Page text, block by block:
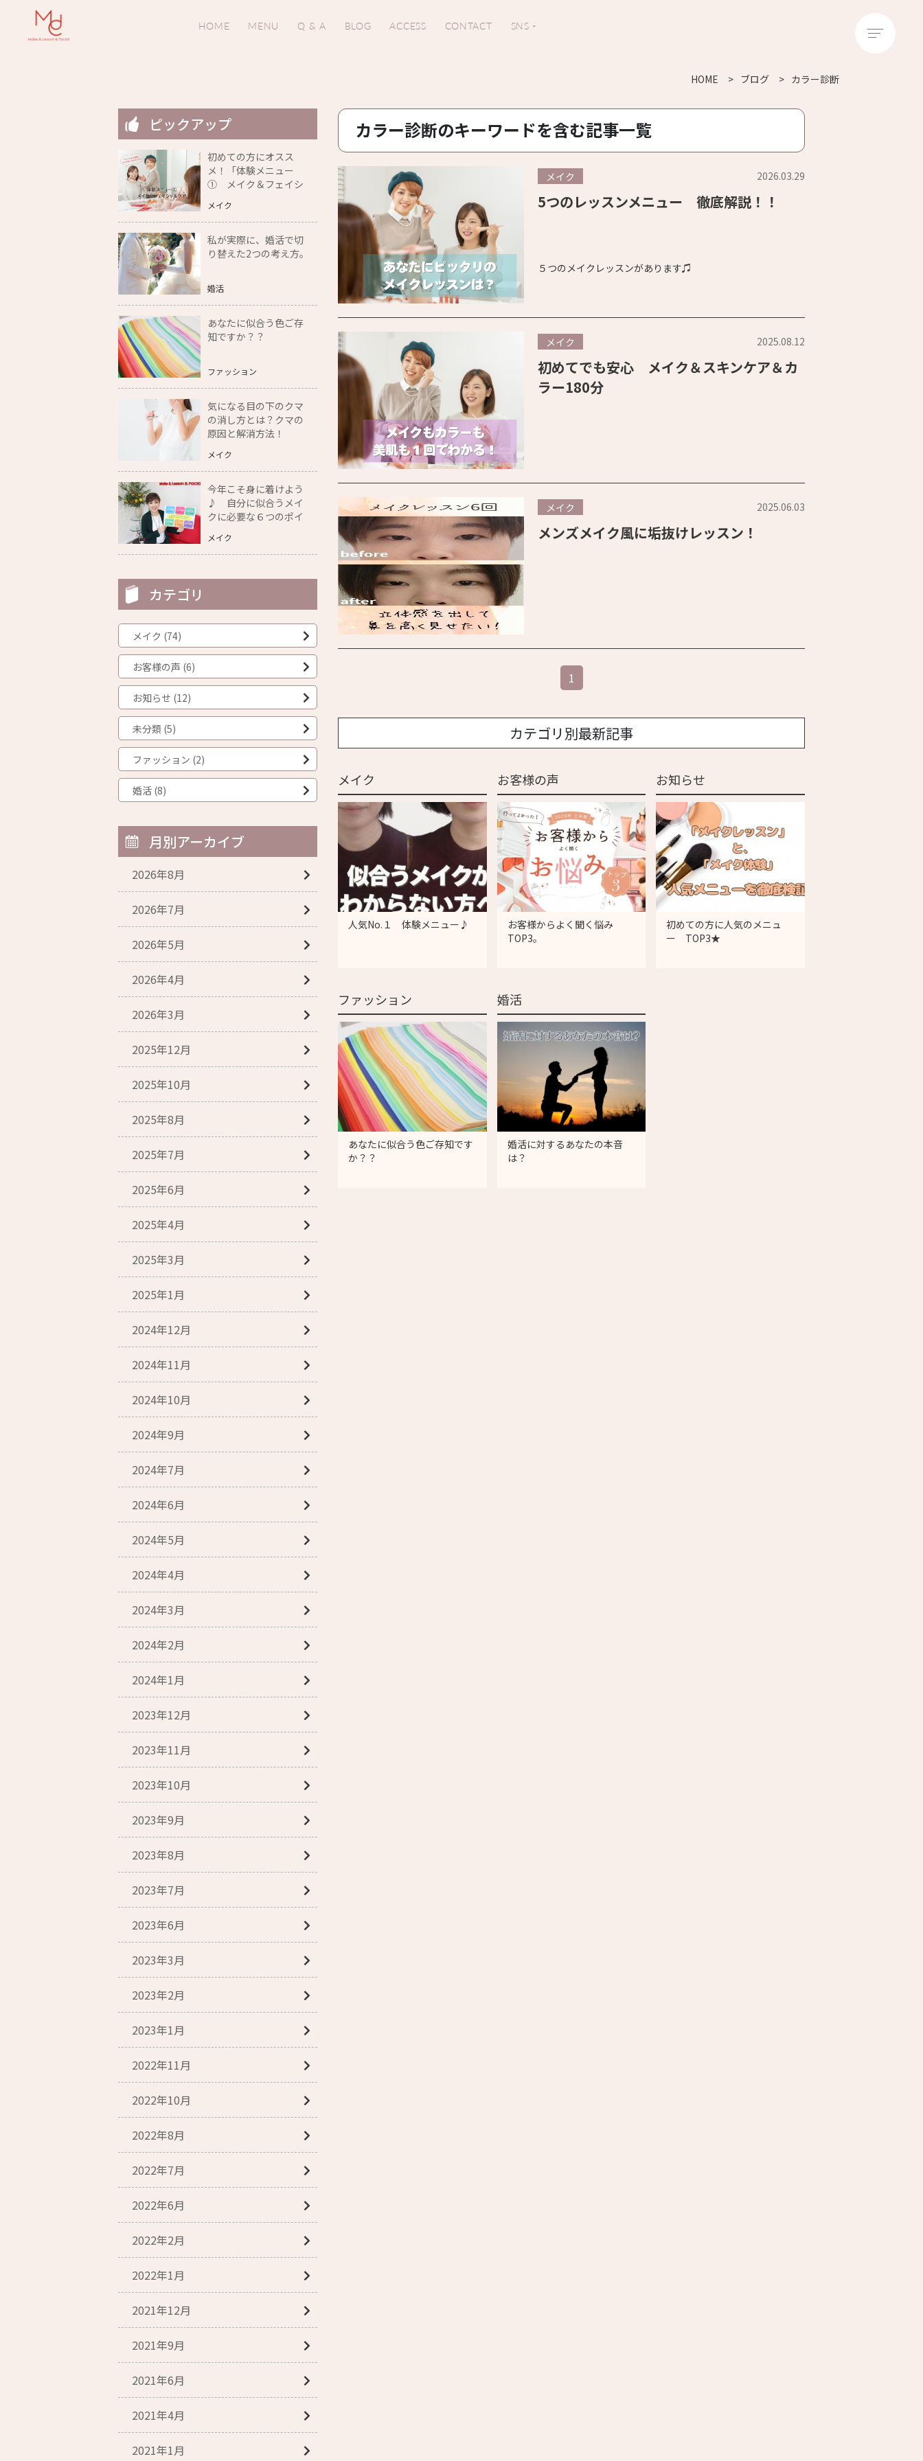
HOME MENU Q & A BLOG ACCESS CONTACT SNS
HOME ブログ カラー診断
カラー診断のキーワードを含む記事一覧
メイク 2026.03.29
5つのレッスンメニュー 徹底解説！！
５つのメイクレッスンがあります♫
メイク 2025.08.12
初めてでも安心 メイク＆スキンケア＆カ
ラー180分
メイク 2025.06.03
メンズメイク風に垢抜けレッスン！
1
カテゴリ別最新記事
メイク
人気No.１ 体験メニュー♪
お客様の声
お客様からよく聞く悩み
TOP3。
お知らせ
初めての方に人気のメニュ
ー TOP3★
ファッション
あなたに似合う色ご存知です
か？？
婚活
婚活に対するあなたの本音
は？
ピックアップ
初めての方にオスス
メ！「体験メニュー
① メイク＆フェイシ
メイク
私が実際に、婚活で切
り替えた2つの考え方。
婚活
あなたに似合う色ご存
知ですか？？
ファッション
気になる目の下のクマ
の消し方とは？クマの
原因と解消方法！
メイク
今年こそ身に着けよう
♪ 自分に似合うメイ
クに必要な６つのポイ
メイク
カテゴリ
メイク (74)
お客様の声 (6)
お知らせ (12)
未分類 (5)
ファッション (2)
婚活 (8)
月別アーカイブ
2026年8月
2026年7月
2026年5月
2026年4月
2026年3月
2025年12月
2025年10月
2025年8月
2025年7月
2025年6月
2025年4月
2025年3月
2025年1月
2024年12月
2024年11月
2024年10月
2024年9月
2024年7月
2024年6月
2024年5月
2024年4月
2024年3月
2024年2月
2024年1月
2023年12月
2023年11月
2023年10月
2023年9月
2023年8月
2023年7月
2023年6月
2023年3月
2023年2月
2023年1月
2022年11月
2022年10月
2022年8月
2022年7月
2022年6月
2022年2月
2022年1月
2021年12月
2021年9月
2021年6月
2021年4月
2021年1月